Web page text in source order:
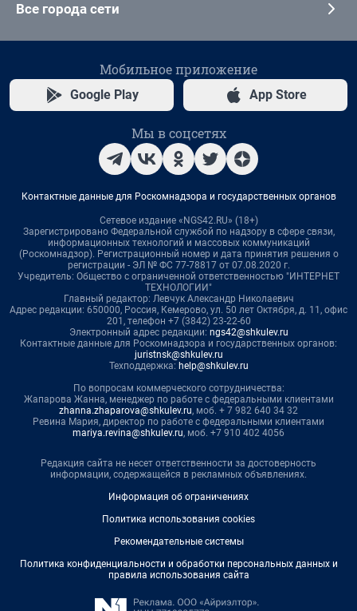
Все города сети
Мобильное приложение
Google Play App Store
Мы в соцсетях
Контактные данные для Роскомнадзора и государственных органов
Сетевое издание «NGS42.RU» (18+)
Зарегистрировано Федеральной службой по надзору в сфере связи,
информационных технологий и массовых коммуникаций
(Роскомнадзор). Регистрационный номер и дата принятия решения о
регистрации - ЭЛ № ФС 77-78817 от 07.08.2020 г.
Учредитель: Общество с ограниченной ответственностью "ИНТЕРНЕТ
ТЕХНОЛОГИИ"
Главный редактор: Левчук Александр Николаевич
Адрес редакции: 650000, Россия, Кемерово, ул. 50 лет Октября, д. 11, офис
201, телефон +7 (3842) 23-22-60
Электронный адрес редакции: ngs42@shkulev.ru
Контактные данные для Роскомнадзора и государственных органов:
juristnsk@shkulev.ru
Техподдержка: help@shkulev.ru
По вопросам коммерческого сотрудничества:
Жапарова Жанна, менеджер по работе с федеральными клиентами
zhanna.zhaparova@shkulev.ru, моб. + 7 982 640 34 32
Ревина Мария, директор по работе с федеральными клиентами
mariya.revina@shkulev.ru, моб. +7 910 402 4056
Редакция сайта не несет ответственности за достоверность
информации, содержащейся в рекламных объявлениях.
Информация об ограничениях
Политика использования cookies
Рекомендательные системы
Политика конфиденциальности и обработки персональных данных и
правила использования сайта